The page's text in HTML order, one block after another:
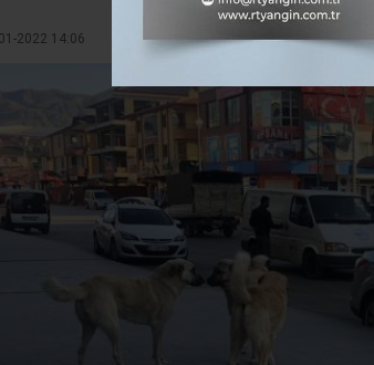
2022 14:06